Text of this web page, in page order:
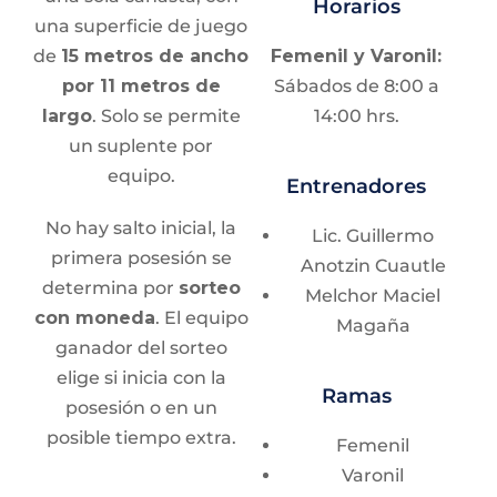
CCH Vallejo | Lunes a jueves de 13:00 - 14:00
horas.
Lic. Jeovanny R. L. Bustamante Molina
Atletismo Todas las especialidades
CCH Vallejo | Lunes a viernes de 15:00 - 17:00
Miguel Victoria Hernández
Medio fondo y fondo
FES Zaragoza | Lunes a viernes de 7:00 a 12:00
Manuel Guerrero Correa
Atletismo todas las especialidades
Sábados:11:00 -
16:00 hrs.
Lugar de
Entrenamiento
Frontón Cerrado de
Coordinador:Daniel
Gómez León
Horario
16:00 - 18:30 hrs.
Sábados:8:30 -
11:00 hrs.
Lugar
Requisitos
una superficie de juego
de 15 metros de ancho
por 11 metros de
largo. Solo se permite
un suplente por
equipo.
No hay salto inicial, la
primera posesión se
determina por sorteo
con moneda. El equipo
ganador del sorteo
elige si inicia con la
posesión o en un
posible tiempo extra.
Horarios
Femenil y Varonil:
Sábados de 8:00 a
14:00 hrs.
Entrenadores
Lic. Guillermo
Anotzin Cuautle
Melchor Maciel
Magaña
Ramas
Femenil
Varonil